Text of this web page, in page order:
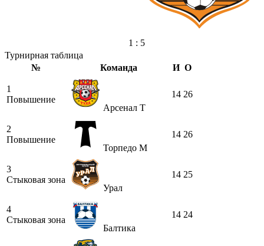
1 : 5
Турнирная таблица
№
Команда И О
1
Повышение
Арсенал Т
14 26
2
Повышение
Торпедо М
14 26
3
Стыковая зона
Урал
14 25
4
Стыковая зона
Балтика
14 24